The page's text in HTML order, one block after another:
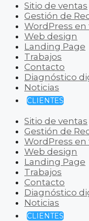
Sitio de ventas
Gestión de
WordPress en
Web design
Landing Page
Trabajos
Contacto
Diagnóstico
Noticias
CLIENTES
Sitio de ventas
Gestión de
WordPress en
Web design
Landing Page
Trabajos
Contacto
Diagnóstico
Noticias
CLIENTES